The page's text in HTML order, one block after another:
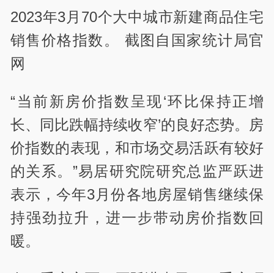
2023年3月70个大中城市新建商品住宅
销售价格指数。 截图自国家统计局官
网
“当前新房价指数呈现‘环比保持正增
长、同比跌幅持续收窄’的良好态势。房
价指数的表现，和市场交易活跃有较好
的关系。”易居研究院研究总监严跃进
表示，今年3月份各地房屋销售继续保
持强劲拉升，进一步带动房价指数回
暖。